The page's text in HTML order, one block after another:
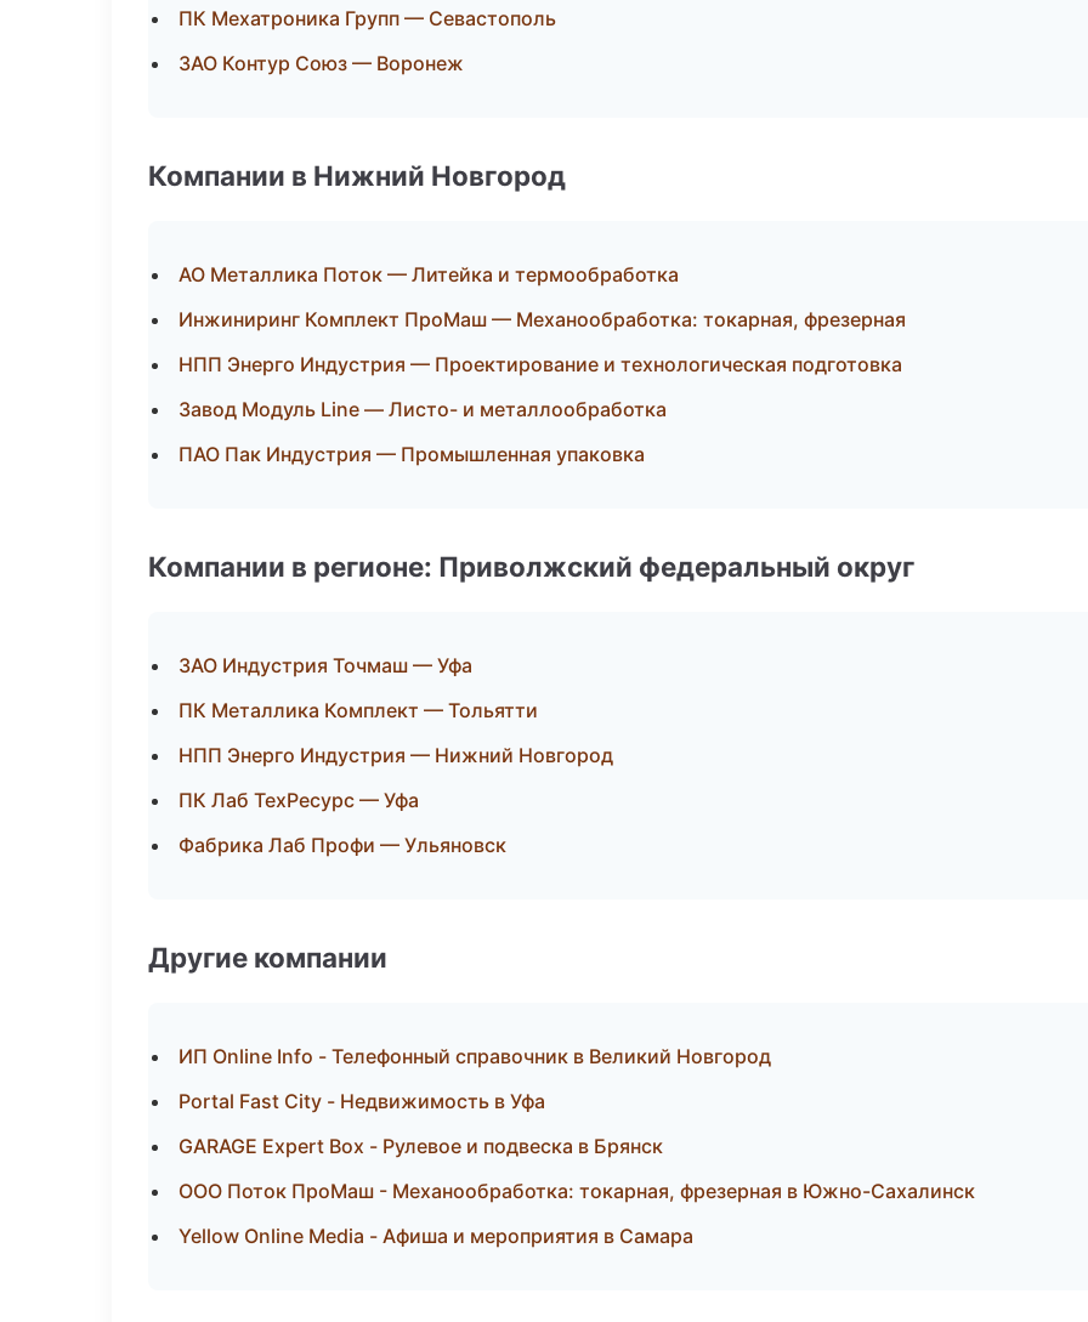
ПК Мехатроника Групп — Севастополь
ЗАО Контур Союз — Воронеж
Компании в Нижний Новгород
АО Металлика Поток — Литейка и термообработка
Инжиниринг Комплект ПроМаш — Механообработка: токарная, фрезерная
НПП Энерго Индустрия — Проектирование и технологическая подготовка
Завод Модуль Line — Листо- и металлообработка
ПАО Пак Индустрия — Промышленная упаковка
Компании в регионе: Приволжский федеральный округ
ЗАО Индустрия Точмаш — Уфа
ПК Металлика Комплект — Тольятти
НПП Энерго Индустрия — Нижний Новгород
ПК Лаб ТехРесурс — Уфа
Фабрика Лаб Профи — Ульяновск
Другие компании
ИП Online Info - Телефонный справочник в Великий Новгород
Portal Fast City - Недвижимость в Уфа
GARAGE Expert Box - Рулевое и подвеска в Брянск
ООО Поток ПроМаш - Механообработка: токарная, фрезерная в Южно-Сахалинск
Yellow Online Media - Афиша и мероприятия в Самара